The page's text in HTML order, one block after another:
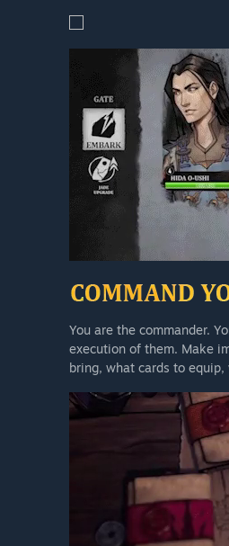
You are the commander.
execution of them. Make
bring, what cards to